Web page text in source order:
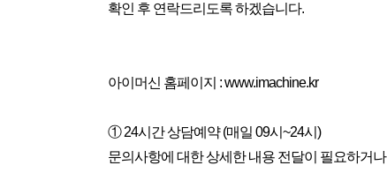
확인 후 연락드리도록 하겠습니다.
아이머신 홈페이지 : www.imachine.kr
① 24시간 상담예약 (매일 09시~24시)
문의사항에 대한 상세한 내용 전달이 필요하거나